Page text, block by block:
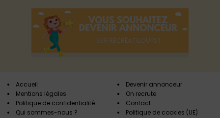
Accueil
Mentions légales
Politique de confidentialité
Qui sommes-nous ?
Devenir annonceur
On recrute
Contact
Politique de cookies (UE)